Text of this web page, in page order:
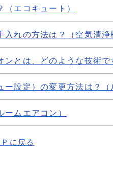
エコキュート）
れの方法は？（空気清浄
とは、どのような技術で
設定）の変更方法は？（
ムエアコン）
に戻る